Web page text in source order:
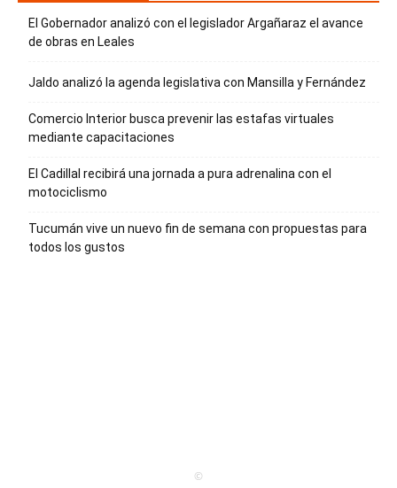
El Gobernador analizó con el legislador Argañaraz el avance
de obras en Leales
Jaldo analizó la agenda legislativa con Mansilla y Fernández
Comercio Interior busca prevenir las estafas virtuales
mediante capacitaciones
El Cadillal recibirá una jornada a pura adrenalina con el
motociclismo
Tucumán vive un nuevo fin de semana con propuestas para
todos los gustos
©